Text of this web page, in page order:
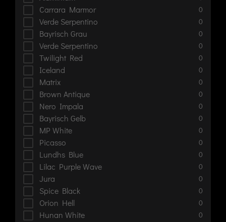
Carrara Marmor 0
Verde Serpentino 0
Bayrisch Grau 0
Verde Serpentino 0
Twilight Red 0
Iceland 0
Matrix 0
Brown Antique 0
Nero Impala 0
Bayrisch Gelb 0
MP White 0
Picasso 0
Lundhs Blue 0
Lilac Purple Wave 0
Jura 0
Spice Black 0
Orion Hell 0
Hunan White 0